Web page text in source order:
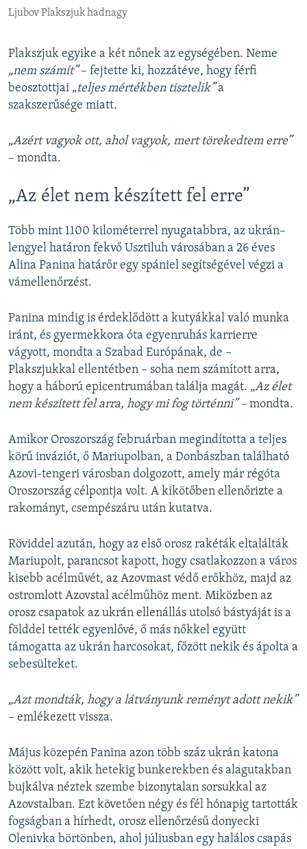
Ljubov Plakszjuk hadnagy
Plakszjuk egyike a két nőnek az egységében. Neme
„nem számít”– fejtette ki, hozzátéve, hogy férfi
beosztottjai „teljes mértékben tisztelik”a
szakszerűsége miatt.
„Azért vagyok ott, ahol vagyok, mert törekedtem erre”
– mondta.
„Az élet nem készített fel erre”
Több mint 1100 kilométerrel nyugatabbra, az ukrán–
lengyel határon fekvő Usztiluh városában a 26 éves
Alina Panina határőr egy spániel segítségével végzi a
vámellenőrzést.
Panina mindig is érdeklődött a kutyákkal való munka
iránt, és gyermekkora óta egyenruhás karrierre
vágyott, mondta a Szabad Európának, de –
Plakszjukkal ellentétben – soha nem számított arra,
hogy a háború epicentrumában találja magát. „Az élet
nem készített fel arra, hogy mi fog történni” – mondta.
Amikor Oroszország februárban megindította a teljes
körű inváziót, ő Mariupolban, a Donbászban található
Azovi-tengeri városban dolgozott, amely már régóta
Oroszország célpontja volt. A kikötőben ellenőrizte a
rakományt, csempészáru után kutatva.
Röviddel azután, hogy az első orosz rakéták eltalálták
Mariupolt, parancsot kapott, hogy csatlakozzon a város
kisebb acélművét, az Azovmast védő erőkhöz, majd az
ostromlott Azovstal acélműhöz ment. Miközben az
orosz csapatok az ukrán ellenállás utolsó bástyáját is a
földdel tették egyenlővé, ő más nőkkel együtt
támogatta az ukrán harcosokat, főzött nekik és ápolta a
sebesülteket.
„Azt mondták, hogy a látványunk reményt adott nekik”
– emlékezett vissza.
Május közepén Panina azon több száz ukrán katona
között volt, akik hetekig bunkerekben és alagutakban
bujkálva néztek szembe bizonytalan sorsukkal az
Azovstalban. Ezt követően négy és fél hónapig tartották
fogságban a hírhedt, orosz ellenőrzésű donyecki
Olenivka börtönben, ahol júliusban egy halálos csapás